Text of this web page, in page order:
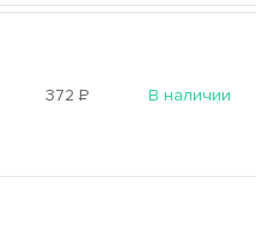
372Р В наличии